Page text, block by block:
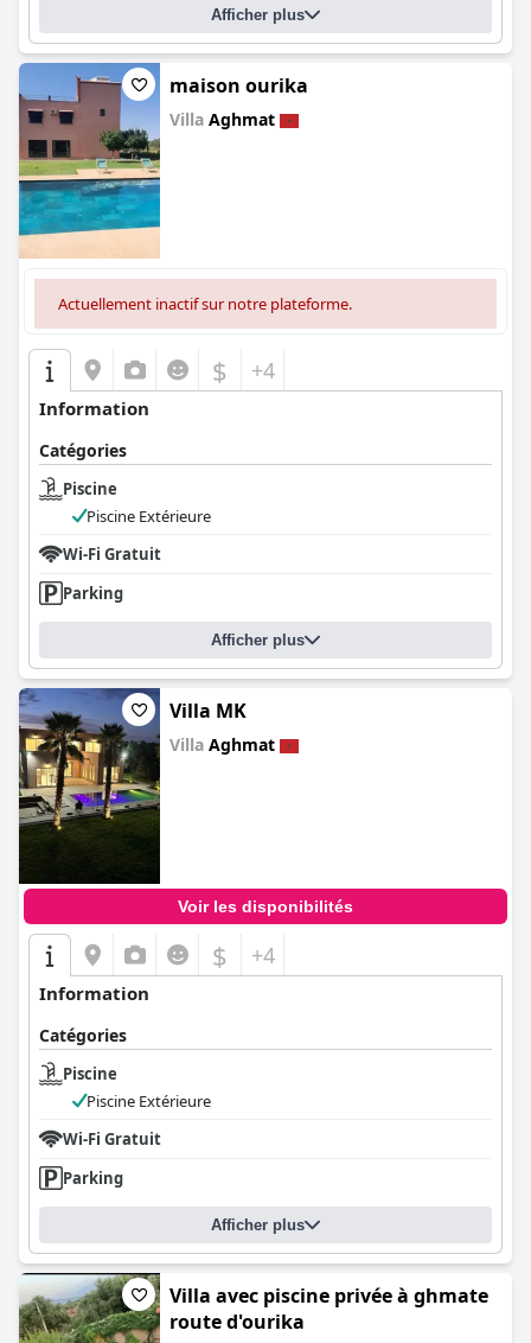
Afficher plus
maison ourika
Villa Aghmat
Actuellement inactif sur notre plateforme.
$ +4
Information
Catégories
Piscine
Piscine Extérieure
Wi-Fi Gratuit
Parking
Afficher plus
Villa MK
Villa Aghmat
Voir les disponibilités
$ +4
Information
Catégories
Piscine
Piscine Extérieure
Wi-Fi Gratuit
Parking
Afficher plus
Villa avec piscine privée à ghmate
route d'ourika